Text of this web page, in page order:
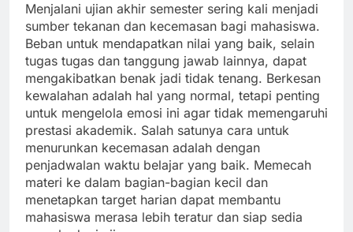
Menjalani ujian akhir semester sering kali menjadi
sumber tekanan dan kecemasan bagi mahasiswa.
Beban untuk mendapatkan nilai yang baik, selain
tugas tugas dan tanggung jawab lainnya, dapat
mengakibatkan benak jadi tidak tenang. Berkesan
kewalahan adalah hal yang normal, tetapi penting
untuk mengelola emosi ini agar tidak memengaruhi
prestasi akademik. Salah satunya cara untuk
menurunkan kecemasan adalah dengan
penjadwalan waktu belajar yang baik. Memecah
materi ke dalam bagian-bagian kecil dan
menetapkan target harian dapat membantu
mahasiswa merasa lebih teratur dan siap sedia